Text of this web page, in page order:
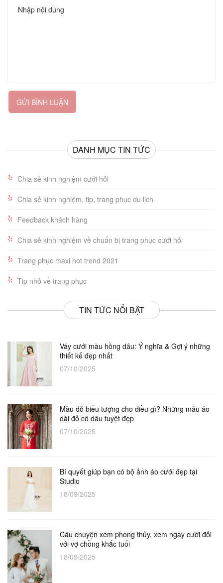
GỬI BÌNH LUẬN
DANH MỤC TIN TỨC
Chia sẻ kinh nghiệm cưới hỏi
Chia sẻ kinh nghiệm, tip, trang phục du lịch
Feedback khách hàng
Chia sẻ kinh nghiệm về chuẩn bị trang phục cưới hỏi
Trang phục maxi hot trend 2021
Tip nhỏ về trang phục
TIN TỨC NỔI BẬT
Váy cưới màu hồng dâu: Ý nghĩa & Gợi ý những
thiết kế đẹp nhất
07/10/2025
Màu đỏ biểu tượng cho điều gì? Những mẫu áo
dài đỏ cô dâu tuyệt đẹp
07/10/2025
Bí quyết giúp bạn có bộ ảnh áo cưới đẹp tại
Studio
18/09/2025
Câu chuyện xem phong thủy, xem ngày cưới đối
với vợ chồng khắc tuổi
18/09/2025